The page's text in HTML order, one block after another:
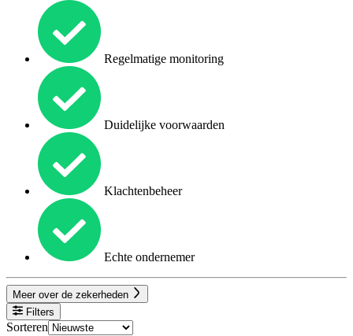
Regelmatige monitoring
Duidelijke voorwaarden
Klachtenbeheer
Echte ondernemer
Meer over de zekerheden
Filters
Sorteren